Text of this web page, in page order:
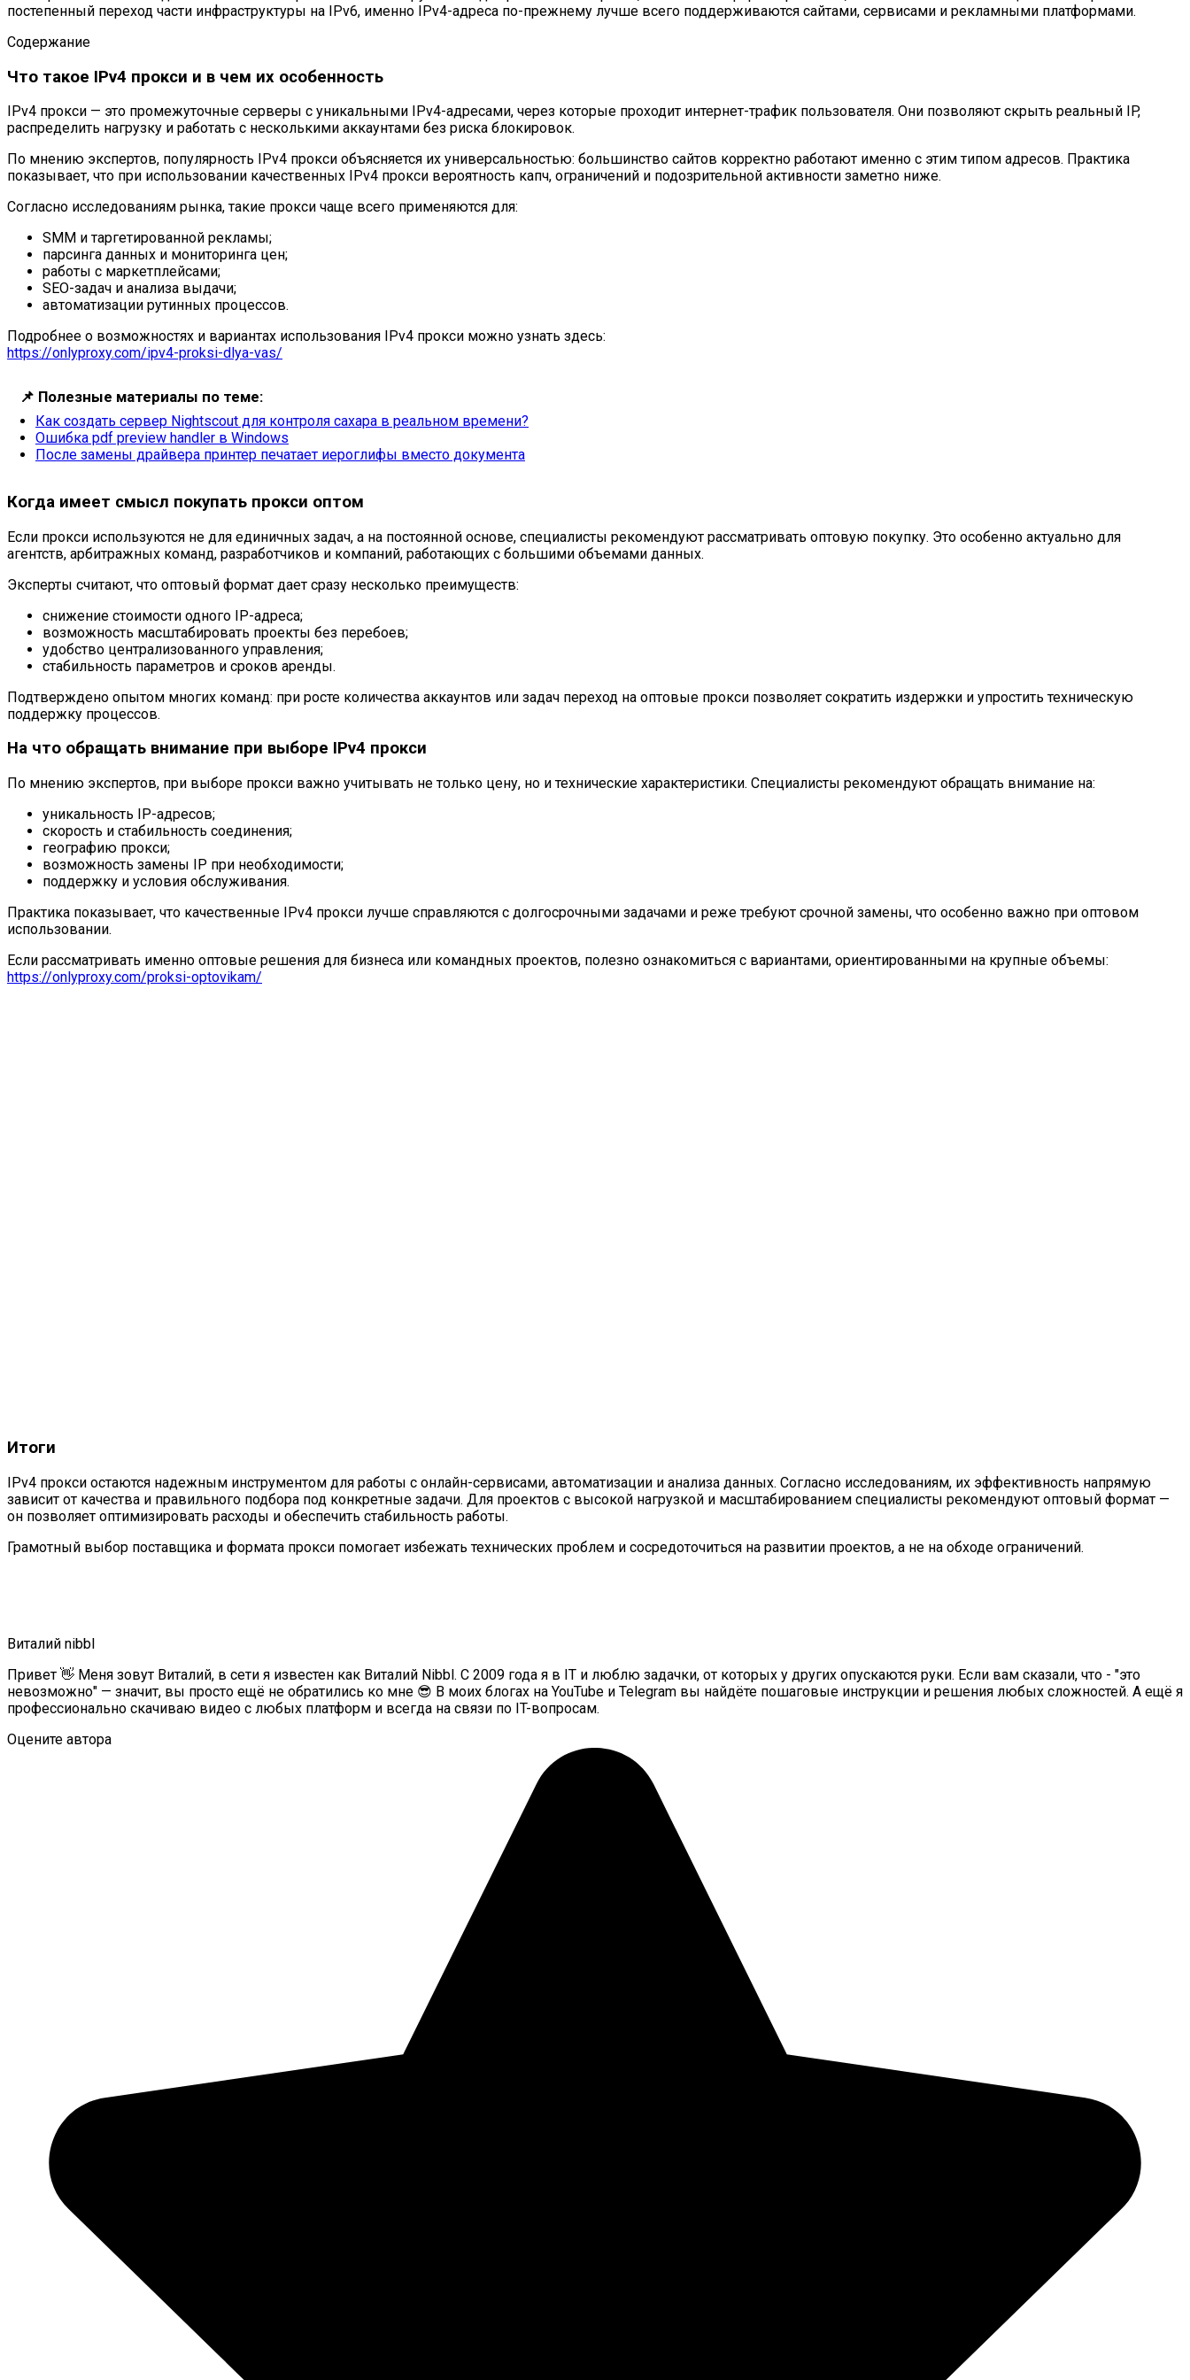
постепенный переход части инфраструктуры на IPv6, именно IPv4-адреса по-прежнему лучше всего поддерживаются сайтами, сервисами и рекламными платформами.
Содержание
Что такое IPv4 прокси и в чем их особенность
IPv4 прокси — это промежуточные серверы с уникальными IPv4-адресами, через которые проходит интернет-трафик пользователя. Они позволяют скрыть реальный IP,
распределить нагрузку и работать с несколькими аккаунтами без риска блокировок.
По мнению экспертов, популярность IPv4 прокси объясняется их универсальностью: большинство сайтов корректно работают именно с этим типом адресов. Практика
показывает, что при использовании качественных IPv4 прокси вероятность капч, ограничений и подозрительной активности заметно ниже.
Согласно исследованиям рынка, такие прокси чаще всего применяются для:
SMM и таргетированной рекламы;
парсинга данных и мониторинга цен;
работы с маркетплейсами;
SEO-задач и анализа выдачи;
автоматизации рутинных процессов.
Подробнее о возможностях и вариантах использования IPv4 прокси можно узнать здесь:
https://onlyproxy.com/ipv4-proksi-dlya-vas/
📌 Полезные материалы по теме:
Как создать сервер Nightscout для контроля сахара в реальном времени?
Ошибка pdf preview handler в Windows
После замены драйвера принтер печатает иероглифы вместо документа
Когда имеет смысл покупать прокси оптом
Если прокси используются не для единичных задач, а на постоянной основе, специалисты рекомендуют рассматривать оптовую покупку. Это особенно актуально для
агентств, арбитражных команд, разработчиков и компаний, работающих с большими объемами данных.
Эксперты считают, что оптовый формат дает сразу несколько преимуществ:
снижение стоимости одного IP-адреса;
возможность масштабировать проекты без перебоев;
удобство централизованного управления;
стабильность параметров и сроков аренды.
Подтверждено опытом многих команд: при росте количества аккаунтов или задач переход на оптовые прокси позволяет сократить издержки и упростить техническую
поддержку процессов.
На что обращать внимание при выборе IPv4 прокси
По мнению экспертов, при выборе прокси важно учитывать не только цену, но и технические характеристики. Специалисты рекомендуют обращать внимание на:
уникальность IP-адресов;
скорость и стабильность соединения;
географию прокси;
возможность замены IP при необходимости;
поддержку и условия обслуживания.
Практика показывает, что качественные IPv4 прокси лучше справляются с долгосрочными задачами и реже требуют срочной замены, что особенно важно при оптовом
использовании.
Если рассматривать именно оптовые решения для бизнеса или командных проектов, полезно ознакомиться с вариантами, ориентированными на крупные объемы:
https://onlyproxy.com/proksi-optovikam/
Итоги
IPv4 прокси остаются надежным инструментом для работы с онлайн-сервисами, автоматизации и анализа данных. Согласно исследованиям, их эффективность напрямую
зависит от качества и правильного подбора под конкретные задачи. Для проектов с высокой нагрузкой и масштабированием специалисты рекомендуют оптовый формат —
он позволяет оптимизировать расходы и обеспечить стабильность работы.
Грамотный выбор поставщика и формата прокси помогает избежать технических проблем и сосредоточиться на развитии проектов, а не на обходе ограничений.
Виталий nibbl
Привет 👋 Меня зовут Виталий, в сети я известен как Виталий Nibbl. С 2009 года я в IT и люблю задачки, от которых у других опускаются руки. Если вам сказали, что - "это
невозможно" — значит, вы просто ещё не обратились ко мне 😎 В моих блогах на YouTube и Telegram вы найдёте пошаговые инструкции и решения любых сложностей. А ещё я
профессионально скачиваю видео с любых платформ и всегда на связи по IT-вопросам.
Оцените автора